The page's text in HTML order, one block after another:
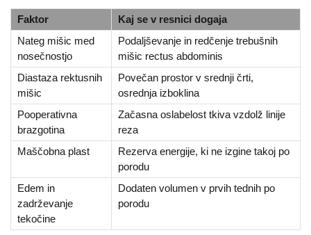
Faktor
Kaj se v resnici dogaja
Nateg mišic med
nosečnostjo
Podaljševanje in redčenje trebušnih
mišic rectus abdominis
Diastaza rektusnih
mišic
Povečan prostor v srednji črti,
osrednja izboklina
Pooperativna
brazgotina
Začasna oslabelost tkiva vzdolž linije
reza
Maščobna plast
Rezerva energije, ki ne izgine takoj po
porodu
Edem in
zadrževanje
tekočine
Dodaten volumen v prvih tednih po
porodu